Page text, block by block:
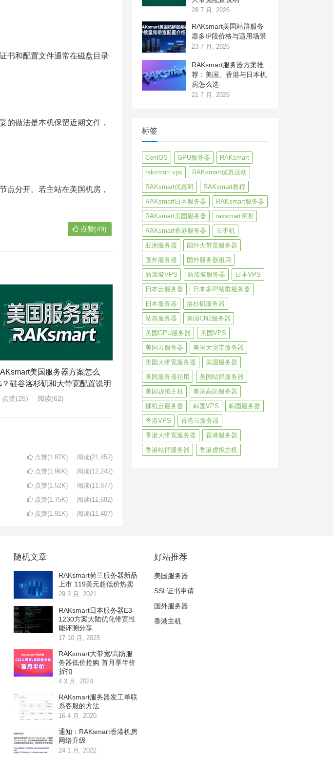
书和配置文件通常在磁盘目录
的做法是本机保留近期文件，
点分开。若主站在美国机房，
点赞(49)
美国服务器方案怎么
？硅谷洛杉矶和大带宽配置说明
点赞(25) 阅读(62)
点赞(1.87K) 阅读(21,452)
点赞(1.96K) 阅读(12,242)
点赞(1.52K) 阅读(11,877)
点赞(1.75K) 阅读(11,682)
点赞(1.91K) 阅读(11,407)
28 7 月, 2026
RAKsmart美国站群服务
器多IP段价格与适用场景
23 7 月, 2026
RAKsmart服务器方案推
荐：美国、香港与日本机
房怎么选
21 7 月, 2026
标签
CentOS GPU服务器
RAKsmart
raksmart vps
RAKsmart优惠活动
RAKsmart优惠码
RAKsmart教程
RAKsmart日本服务器
RAKsmart服务器
RAKsmart美国服务器
raksmart评测
RAKsmart香港服务器
云手机
亚洲服务器
国外大带宽服务器
国外服务器
国外服务器租用
新加坡VPS
新加坡服务器
日本VPS
日本云服务器
日本多IP站群服务器
日本服务器
洛杉矶服务器
站群服务器
美国CN2服务器
美国GPU服务器
美国VPS
美国云服务器
美国大宽带服务器
美国大带宽服务器
美国服务器
美国服务器租用
美国站群服务器
美国虚拟主机
美国高防服务器
裸机云服务器
韩国VPS
韩国服务器
香港VPS
香港云服务器
香港大带宽服务器
香港服务器
香港站群服务器
香港虚拟主机
随机文章
RAKsmart荷兰服务器新品
上市 119美元超低价热卖
29 3 月, 2021
RAKsmart日本服务器E3-
1230方案大陆优化带宽性
能评测分享
17 10 月, 2025
RAKsmart大带宽/高防服
务器低价抢购 首月享半价
折扣
4 3 月, 2024
RAKsmart服务器发工单联
系客服的方法
16 4 月, 2020
通知：RAKsmart香港机房
网络升级
24 1 月, 2022
好站推荐
美国服务器
SSL证书申请
国外服务器
香港主机